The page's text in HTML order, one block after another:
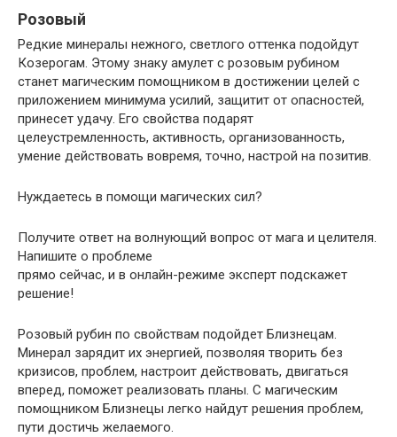
Розовый
Редкие минералы нежного, светлого оттенка подойдут
Козерогам. Этому знаку амулет с розовым рубином
станет магическим помощником в достижении целей с
приложением минимума усилий, защитит от опасностей,
принесет удачу. Его свойства подарят
целеустремленность, активность, организованность,
умение действовать вовремя, точно, настрой на позитив.
Нуждаетесь в помощи магических сил?
Получите ответ на волнующий вопрос от мага и целителя.
Напишите о проблеме
прямо сейчас, и в онлайн-режиме эксперт подскажет
решение!
Розовый рубин по свойствам подойдет Близнецам.
Минерал зарядит их энергией, позволяя творить без
кризисов, проблем, настроит действовать, двигаться
вперед, поможет реализовать планы. С магическим
помощником Близнецы легко найдут решения проблем,
пути достичь желаемого.